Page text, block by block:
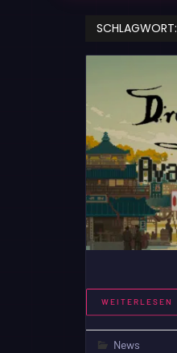
SCHLAGWORT:
WEITERLESEN
News